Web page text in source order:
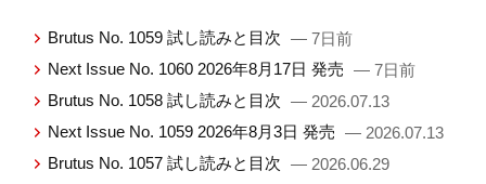
Brutus No. 1059 試し読みと目次 — 7日前
Next Issue No. 1060 2026年8月17日 発売 — 7日前
Brutus No. 1058 試し読みと目次 — 2026.07.13
Next Issue No. 1059 2026年8月3日 発売 — 2026.07.13
Brutus No. 1057 試し読みと目次 — 2026.06.29